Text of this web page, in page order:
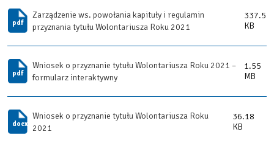
Zarządzenie ws. powołania kapituły i regulamin
przyznania tytułu Wolontariusza Roku 2021
337.5
KB
Wniosek o przyznanie tytułu Wolontariusza Roku 2021 –
formularz interaktywny
1.55
MB
Wniosek o przyznanie tytułu Wolontariusza Roku
2021
36.18
KB